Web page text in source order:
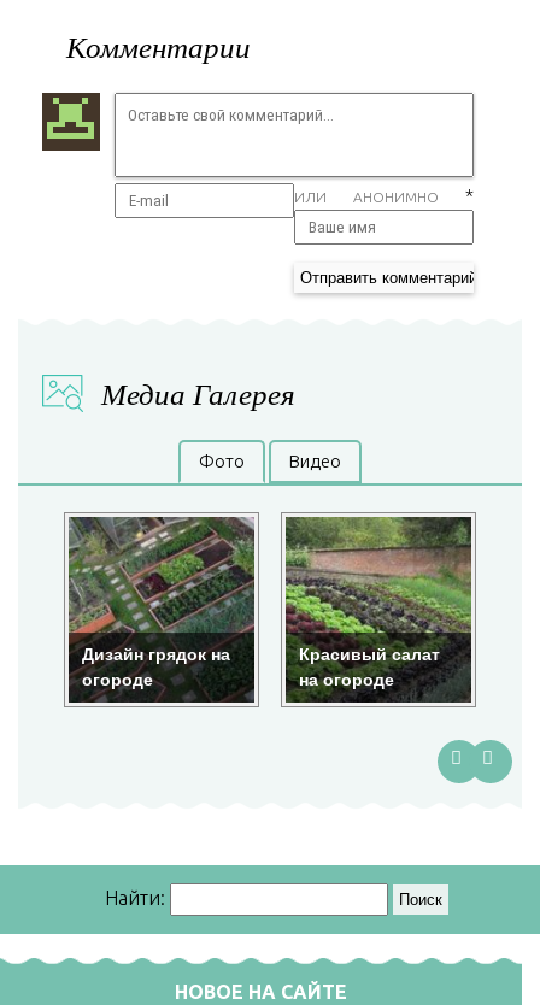
Комментарии
ИЛИ АНОНИМНО *
Медиа Галерея
Фото Видео
Дизайн грядок на
огороде
Красивый салат
на огороде
Найти:
НОВОЕ НА САЙТЕ